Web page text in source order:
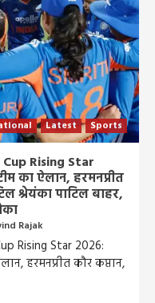
Latest Sports
Cup Rising Star
का ऐलान, हरमनप्रीत
श्रेयंका पाटिल बाहर,
Rajak
Rising Star 2026:
हरमनप्रीत कौर कप्तान,
National
निधन, 88 वर्ष की उम्र